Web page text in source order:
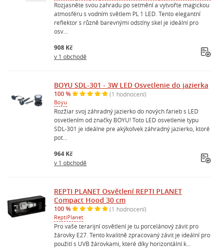
Rozjasněte svou zahradu po setmění a vytvořte magickou
atmosféru s vodním světlem PL 1 LED. Tento elegantní
reflektor s různě barevnými odstíny skel je ideální pro
osv...
908 Kč
v 1 obchodě
BOYU SDL-301 - 3W LED Osvetlenie do jazierka
100 % (1 hodnocení)
Boyu
Rozžiar svoj záhradný jazierko do nových farieb s LED
osvetlením od značky BOYU! Toto LED osvetlenie typu
SDL-301 je ideálne pre akýkoľvek záhradný jazierko, ktoré
pot...
964 Kč
v 1 obchodě
REPTI PLANET Osvětlení REPTI PLANET
Compact Hood 30 cm
100 % (1 hodnocení)
ReptiPlanet
Pro vaše terarijní osvětlení je tu porcelánový závit pro
žárovky E27. Tento kvalitně zpracovaný závit je ideální pro
použití s UVB žárovkami, které díky horizontální k...